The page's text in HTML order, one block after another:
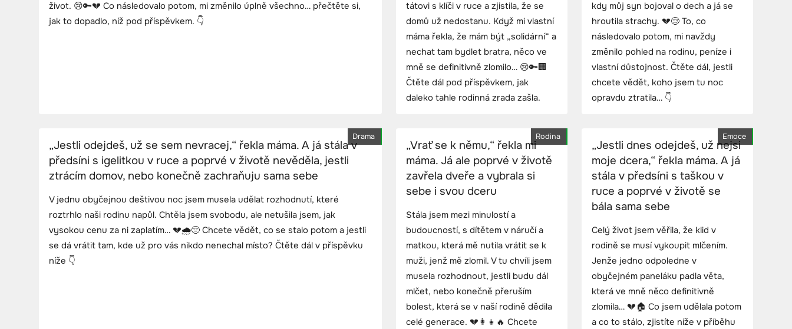
život. 😢🔑💔 Co následovalo potom, mi změnilo úplně všechno… přečtěte si,
jak to dopadlo, níž pod příspěvkem. 👇
tátovi s klíči v ruce a zjistila, že se
domů už nedostanu. Když mi vlastní
máma řekla, že mám být „solidární“ a
nechat tam bydlet bratra, něco ve
mně se definitivně zlomilo… 😢🔑🏢
Čtěte dál pod příspěvkem, jak
daleko tahle rodinná zrada zašla.
kdy můj syn bojoval o dech a já se
hroutila strachy. 💔😢 To, co
následovalo potom, mi navždy
změnilo pohled na rodinu, peníze i
vlastní důstojnost. Čtěte dál, jestli
chcete vědět, koho jsem tu noc
opravdu ztratila… 👇
Drama
„Jestli odejdeš, už se sem nevracej,“ řekla máma. A já stála v
předsíni s igelitkou v ruce a poprvé v životě nevěděla, jestli
ztrácím domov, nebo konečně zachraňuju sama sebe
V jednu obyčejnou deštivou noc jsem musela udělat rozhodnutí, které
roztrhlo naši rodinu napůl. Chtěla jsem svobodu, ale netušila jsem, jak
vysokou cenu za ni zaplatím… 💔🌧️😔 Chcete vědět, co se stalo potom a jestli
se dá vrátit tam, kde už pro vás nikdo nenechal místo? Čtěte dál v příspěvku
níže 👇
Rodina
„Vrať se k němu,“ řekla mi
máma. Já ale poprvé v životě
zavřela dveře a vybrala si
sebe i svou dceru
Stála jsem mezi minulostí a
budoucností, s dítětem v náručí a
matkou, která mě nutila vrátit se k
muži, jenž mě zlomil. V tu chvíli jsem
musela rozhodnout, jestli budu dál
mlčet, nebo konečně přeruším
bolest, která se v naší rodině dědila
celé generace. 💔👩‍👧🔥 Chcete
Emoce
„Jestli dnes odejdeš, už nejsi
moje dcera,“ řekla máma. A já
stála v předsíni s taškou v
ruce a poprvé v životě se
bála sama sebe
Celý život jsem věřila, že klid v
rodině se musí vykoupit mlčením.
Jenže jedno odpoledne v
obyčejném paneláku padla věta,
která ve mně něco definitivně
zlomila… 💔🏠 Co jsem udělala potom
a co to stálo, zjistíte níže v příběhu